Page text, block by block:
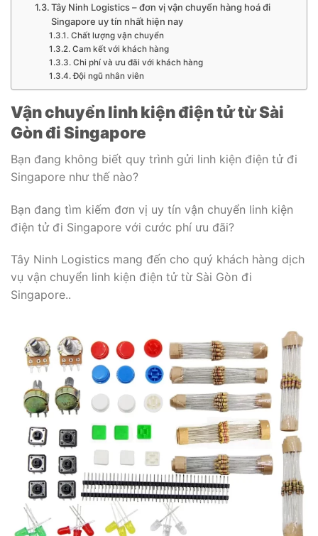
Tây Ninh Logistics – đơn vị vận chuyển hàng hoá đi
Singapore uy tín nhất hiện nay
Chất lượng vận chuyển
Cam kết với khách hàng
Chi phí và ưu đãi với khách hàng
Đội ngũ nhân viên
Vận chuyển linh kiện điện tử từ Sài
Gòn đi Singapore
Bạn đang không biết quy trình gửi linh kiện điện tử đi
Singapore như thế nào?
Bạn đang tìm kiếm đơn vị uy tín vận chuyển linh kiện
điện tử đi Singapore với cước phí ưu đãi?
Tây Ninh Logistics mang đến cho quý khách hàng dịch
vụ vận chuyển linh kiện điện tử từ Sài Gòn đi
Singapore..